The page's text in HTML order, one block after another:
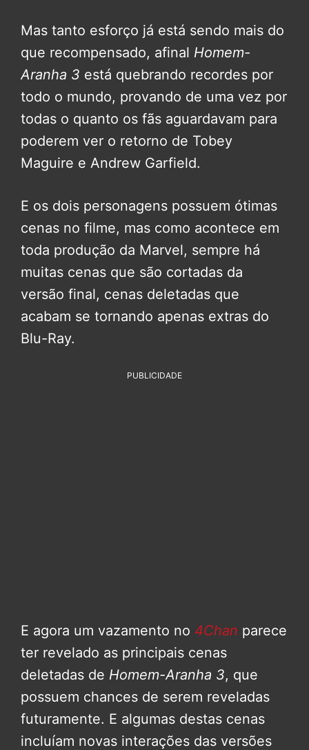
Mas tanto esforço já está sendo mais do
que recompensado, afinal Homem-
Aranha 3 está quebrando recordes por
todo o mundo, provando de uma vez por
todas o quanto os fãs aguardavam para
poderem ver o retorno de Tobey
Maguire e Andrew Garfield.
E os dois personagens possuem ótimas
cenas no filme, mas como acontece em
toda produção da Marvel, sempre há
muitas cenas que são cortadas da
versão final, cenas deletadas que
acabam se tornando apenas extras do
Blu-Ray.
PUBLICIDADE
E agora um vazamento no 4Chan parece
ter revelado as principais cenas
deletadas de Homem-Aranha 3, que
possuem chances de serem reveladas
futuramente. E algumas destas cenas
incluíam novas interações das versões